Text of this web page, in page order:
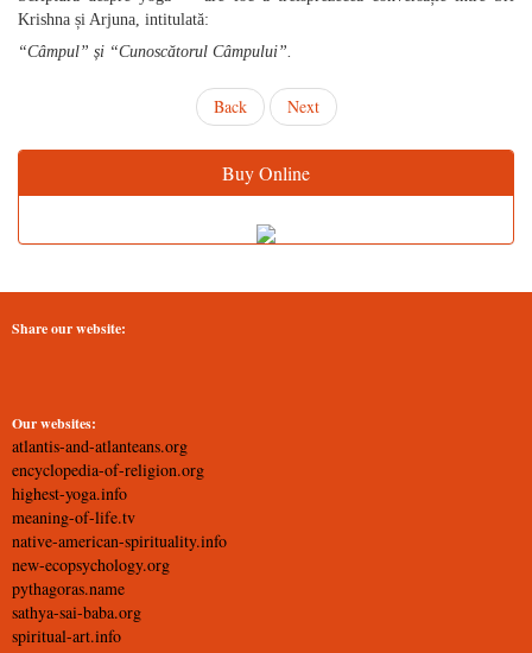
Krishna și Arjuna, intitulată:
“Câmpul” și “Cunoscătorul Câmpului”.
Back Next
Buy Online
Share our website:
Our websites:
atlantis-and-atlanteans.org
encyclopedia-of-religion.org
highest-yoga.info
meaning-of-life.tv
native-american-spirituality.info
new-ecopsychology.org
pythagoras.name
sathya-sai-baba.org
spiritual-art.info